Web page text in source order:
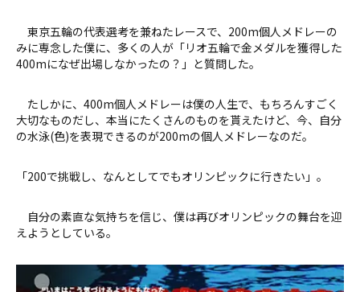
東京五輪の代表選考を兼ねたレースで、200m個人メドレーの
みに専念した僕に、多くの人が「リオ五輪で金メダルを獲得した
400mになぜ出場しなかったの？」と質問した。
たしかに、400m個人メドレーは僕の人生で、もちろんすごく
大切なものだし、本当にたくさんのものを貰えたけど、今、自分
の水泳(色)を表現できるのが200mの個人メドレーなのだ。
「200で挑戦し、なんとしてでもオリンピックに行きたい」。
自分の素直な気持ちを信じ、僕は再びオリンピックの舞台を迎
えようとしている。